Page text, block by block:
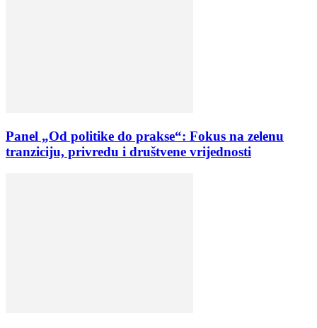
Panel „Od politike do prakse“: Fokus na zelenu
tranziciju, privredu i društvene vrijednosti